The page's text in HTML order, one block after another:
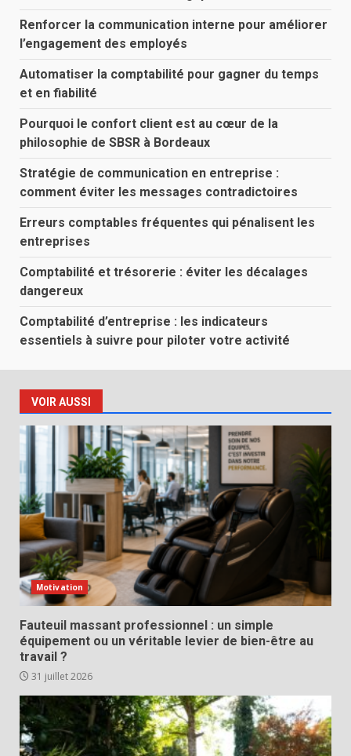
Renforcer la communication interne pour améliorer
l’engagement des employés
Automatiser la comptabilité pour gagner du temps
et en fiabilité
Pourquoi le confort client est au cœur de la
philosophie de SBSR à Bordeaux
Stratégie de communication en entreprise :
comment éviter les messages contradictoires
Erreurs comptables fréquentes qui pénalisent les
entreprises
Comptabilité et trésorerie : éviter les décalages
dangereux
Comptabilité d’entreprise : les indicateurs
essentiels à suivre pour piloter votre activité
VOIR AUSSI
Motivation
Fauteuil massant professionnel : un simple
équipement ou un véritable levier de bien-être au
travail ?
31 juillet 2026